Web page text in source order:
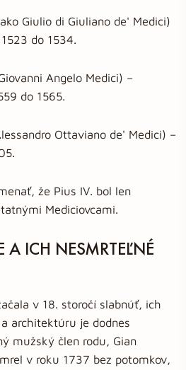
Giulio di Giuliano de' Medici)
do 1534.
Angelo Medici) –
do 1565.
Ottaviano de' Medici) –
že Pius IV. bol len
Mediciovcami.
ICH NESMRTEĽNÉ
v 18. storočí slabnúť, ich
architektúru je dodnes
mužský člen rodu, Gian
v roku 1737 bez potomkov,